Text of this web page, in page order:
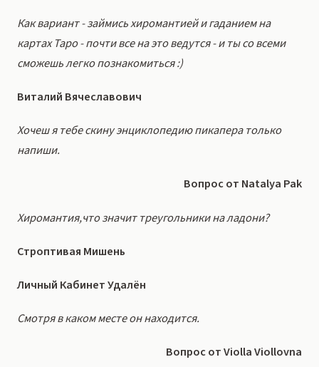
Как вариант - займись хиромантией и гаданием на
картах Таро - почти все на это ведутся - и ты со всеми
сможешь легко познакомиться :)
Виталий Вячеславович
Хочеш я тебе скину энциклопедию пикапера только
напиши.
Вопрос от Natalya Pak
Хиромантия,что значит треугольники на ладони?
Строптивая Мишень
Личный Кабинет Удалён
Смотря в каком месте он находится.
Вопрос от Violla Viollovna